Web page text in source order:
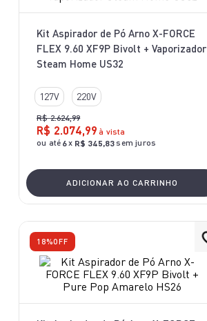
Kit Aspirador de Pó Arno X-FORCE
FLEX 9.60 XF9P Bivolt + Vaporizador
Steam Home US32
127V 220V
R$ 2.624,99
R$ 2.074,99 à vista
ou até 6x R$ 345,83sem juros
ADICIONAR AO CARRINHO
18%OFF
7º
jogo panelas rochedo stone pro
8º
aspirador x-force 9 60
9º
vaporizador pure pop
10º